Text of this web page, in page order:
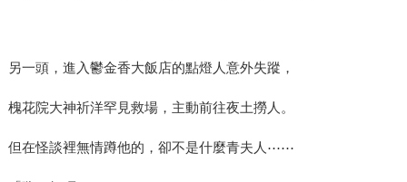
另一頭，進入鬱金香大飯店的點燈人意外失蹤，
槐花院大神祈洋罕見救場，主動前往夜土撈人。
但在怪談裡無情蹲他的，卻不是什麼青夫人⋯⋯